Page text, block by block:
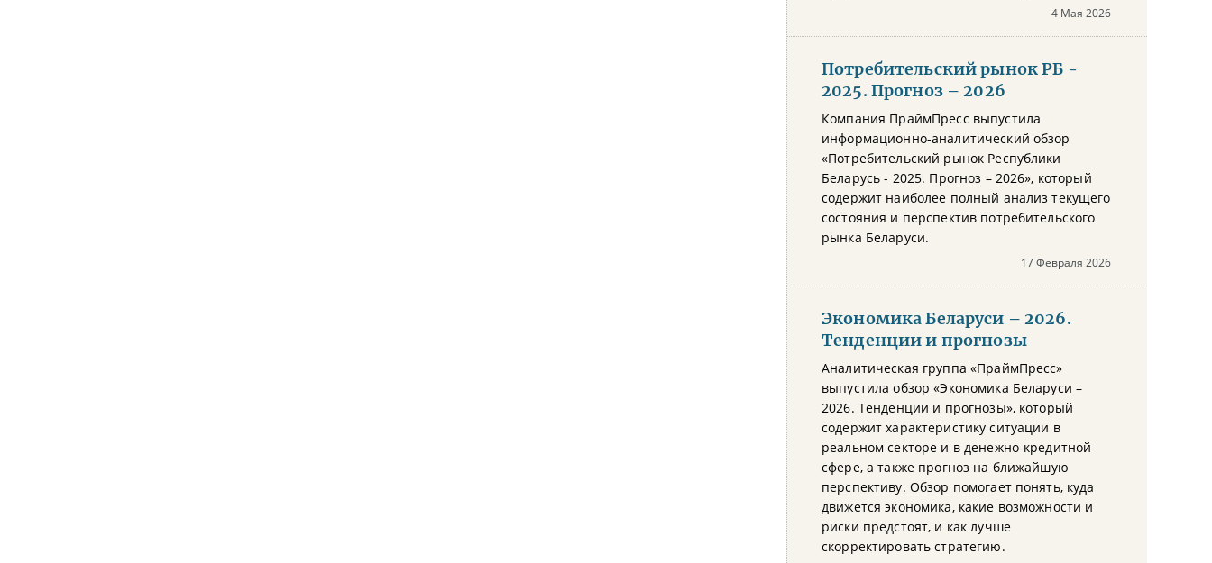
4 Мая 2026
Потребительский рынок РБ -
2025. Прогноз – 2026
Компания ПраймПресс выпустила
информационно-аналитический обзор
«Потребительский рынок Республики
Беларусь - 2025. Прогноз – 2026», который
содержит наиболее полный анализ текущего
состояния и перспектив потребительского
рынка Беларуси.
17 Февраля 2026
Экономика Беларуси – 2026.
Тенденции и прогнозы
Аналитическая группа «ПраймПресс»
выпустила обзор «Экономика Беларуси –
2026. Тенденции и прогнозы», который
содержит характеристику ситуации в
реальном секторе и в денежно-кредитной
сфере, а также прогноз на ближайшую
перспективу. Обзор помогает понять, куда
движется экономика, какие возможности и
риски предстоят, и как лучше
скорректировать стратегию.